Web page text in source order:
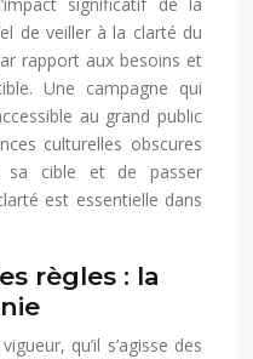
de veiller à la clarté du
rapport aux besoins et
Une campagne qui
au grand public
culturelles obscures
sa cible et de passer
est essentielle dans
règles : la
qu’il s’agisse des